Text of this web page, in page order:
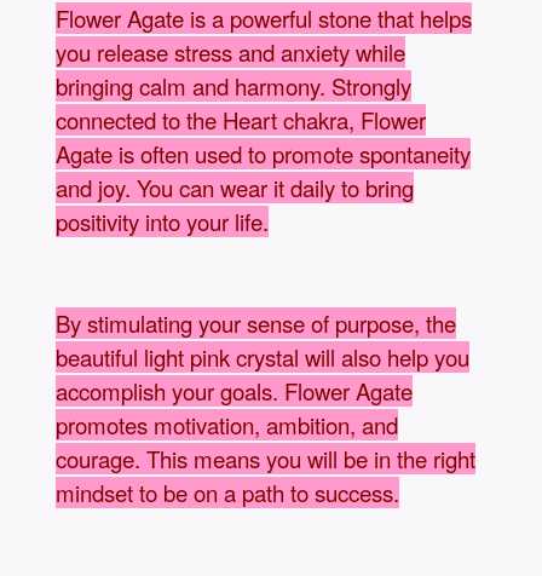
Flower Agate is a powerful stone that helps
you release stress and anxiety while
bringing calm and harmony. Strongly
connected to the Heart chakra, Flower
Agate is often used to promote spontaneity
and joy. You can wear it daily to bring
positivity into your life.
By stimulating your sense of purpose, the
beautiful light pink crystal will also help you
accomplish your goals. Flower Agate
promotes motivation, ambition, and
courage. This means you will be in the right
mindset to be on a path to success.